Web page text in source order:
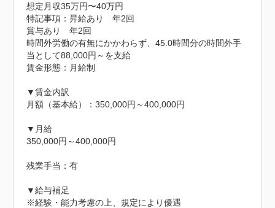
想定月収35万円〜40万円
特記事項：昇給あり　年2回
賞与あり　年2回
時間外労働の有無にかかわらず、45.0時間分の時間外手
当として88,000円～を支給
賃金形態：月給制
▼賃金内訳
月額（基本給）：350,000円～400,000円
▼月給
350,000円～400,000円
残業手当：有
▼給与補足
※経験・能力考慮の上、規定により優遇